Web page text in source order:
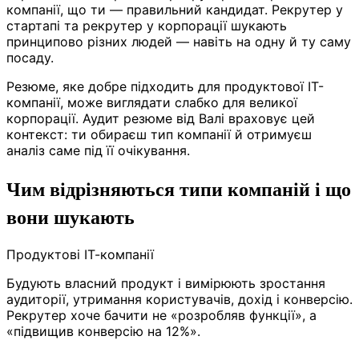
компанії, що ти — правильний кандидат. Рекрутер у
стартапі та рекрутер у корпорації шукають
принципово різних людей — навіть на одну й ту саму
посаду.
Резюме, яке добре підходить для продуктової ІТ-
компанії, може виглядати слабко для великої
корпорації. Аудит резюме від Валі враховує цей
контекст: ти обираєш тип компанії й отримуєш
аналіз саме під її очікування.
Чим відрізняються типи компаній і що
вони шукають
Продуктові ІТ-компанії
Будують власний продукт і вимірюють зростання
аудиторії, утримання користувачів, дохід і конверсію.
Рекрутер хоче бачити не «розробляв функції», а
«підвищив конверсію на 12%».